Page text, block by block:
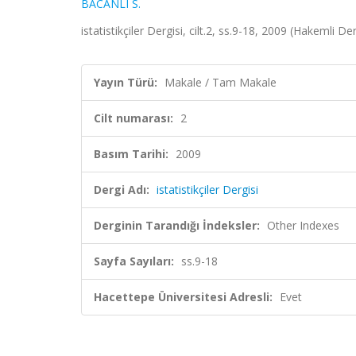
BACANLI S.
istatistikçiler Dergisi, cilt.2, ss.9-18, 2009 (Hakemli
Yayın Türü: Makale / Tam Makale
Cilt numarası: 2
Basım Tarihi: 2009
Dergi Adı: istatistikçiler Dergisi
Derginin Tarandığı İndeksler: Other Indexes
Sayfa Sayıları: ss.9-18
Hacettepe Üniversitesi Adresli: Evet